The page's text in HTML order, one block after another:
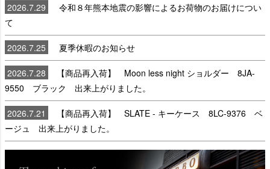
2026.7.29
令和８年熊本地震の影響によるお荷物のお届けについ
て
2026.7.25 夏季休暇のお知らせ
2026.7.28
【商品再入荷】 Moon less night ショルダー 8JA-
9550 ブラック 出来上がりました。
2026.7.21
【商品再入荷】 SLATE - キーケース 8LC-9376 ベ
ージュ 出来上がりました。